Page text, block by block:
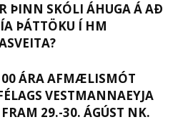
ÞINN SKÓLI ÁHUGA Á AÐ
ÞÁTTÖKU Í HM
ÁRA AFMÆLISMÓT
VESTMANNAEYJA
29.-30. ÁGÚST NK.